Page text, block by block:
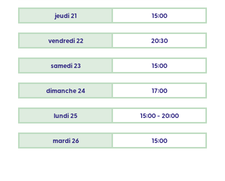
jeudi21 15:00
vendredi22 20:30
samedi23 15:00
dimanche24 17:00
lundi25 15:00 - 20:00
mardi26 15:00